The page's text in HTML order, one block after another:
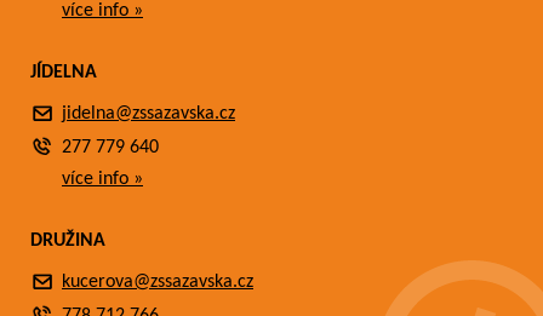
více info »
JÍDELNA
jidelna@zssazavska.cz
277 779 640
více info »
DRUŽINA
kucerova@zssazavska.cz